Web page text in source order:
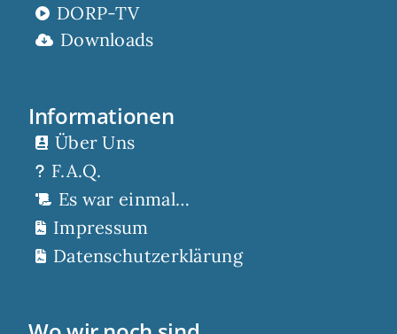
DORP-TV
Downloads
Informationen
Über Uns
F.A.Q.
Es war einmal…
Impressum
Datenschutzerklärung